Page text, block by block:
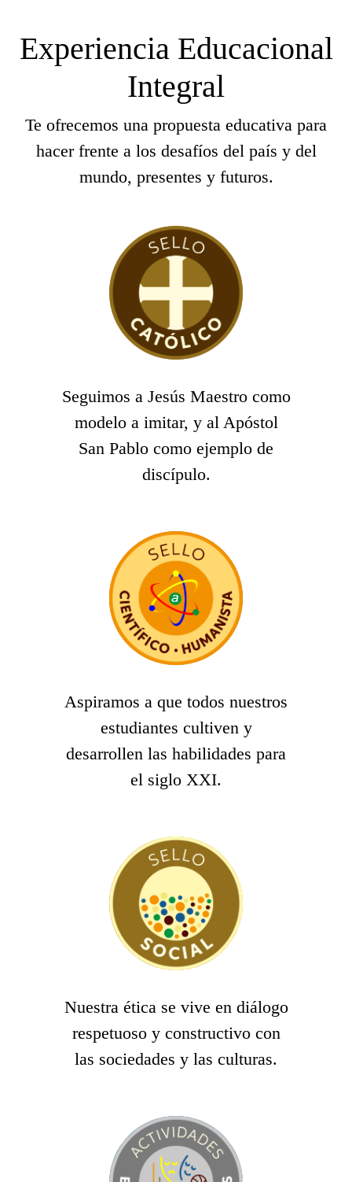
Experiencia Educacional
Integral
Te ofrecemos una propuesta educativa para
hacer frente a los desafíos del país y del
mundo, presentes y futuros.
Seguimos a Jesús Maestro como
modelo a imitar, y al Apóstol
San Pablo como ejemplo de
discípulo.
Aspiramos a que todos nuestros
estudiantes cultiven y
desarrollen las habilidades para
el siglo XXI.
Nuestra ética se vive en diálogo
respetuoso y constructivo con
las sociedades y las culturas.